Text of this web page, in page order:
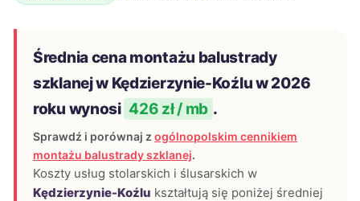
Średnia cena montażu balustrady
szklanej w Kędzierzynie-Koźlu w 2026
roku wynosi 426 zł / mb .
Sprawdź i porównaj z ogólnopolskim cennikiem
montażu balustrady szklanej.
Koszty usług stolarskich i ślusarskich w
Kędzierzynie-Koźlu kształtują się poniżej średniej